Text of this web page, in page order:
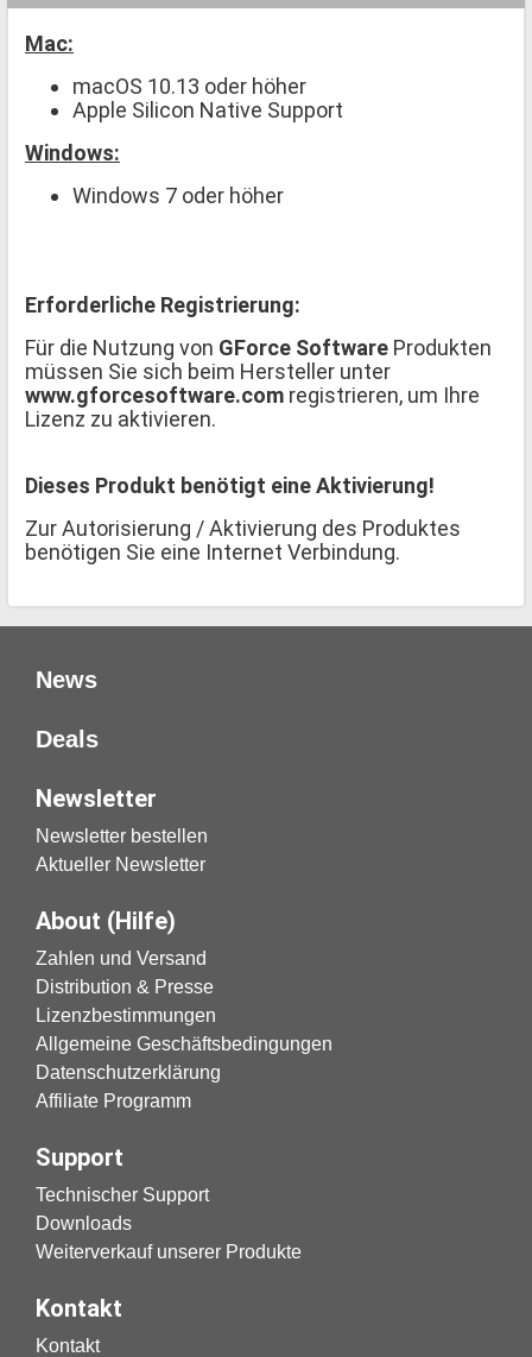
Mac:
macOS 10.13 oder höher
Apple Silicon Native Support
Windows:
Windows 7 oder höher
Erforderliche Registrierung:
Für die Nutzung von GForce Software Produkten
müssen Sie sich beim Hersteller unter
www.gforcesoftware.com registrieren, um Ihre
Lizenz zu aktivieren.
Dieses Produkt benötigt eine Aktivierung!
Zur Autorisierung / Aktivierung des Produktes
benötigen Sie eine Internet Verbindung.
News
Deals
Newsletter
Newsletter bestellen
Aktueller Newsletter
About (Hilfe)
Zahlen und Versand
Distribution & Presse
Lizenzbestimmungen
Allgemeine Geschäftsbedingungen
Datenschutzerklärung
Affiliate Programm
Support
Technischer Support
Downloads
Weiterverkauf unserer Produkte
Kontakt
Kontakt